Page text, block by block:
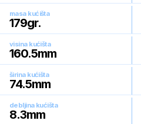
masa kućišta
179gr.
visina kućišta
160.5mm
širina kućišta
74.5mm
debljina kućišta
8.3mm